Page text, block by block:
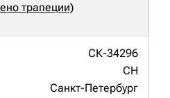
трапеции)
СК-34296
CH
Санкт-Петербург